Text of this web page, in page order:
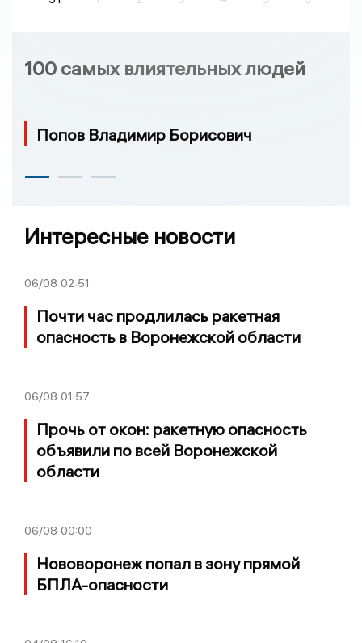
100 самых влиятельных людей
Попов Владимир Борисович
Интересные новости
06/08 02:51
Почти час продлилась ракетная
опасность в Воронежской области
06/08 01:57
Прочь от окон: ракетную опасность
объявили по всей Воронежской
области
06/08 00:00
Нововоронеж попал в зону прямой
БПЛА-опасности